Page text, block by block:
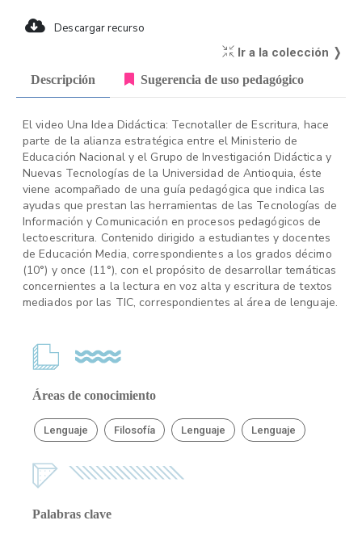
Descargar recurso
Ir a la colección ❭
Descripción Sugerencia de uso pedagógico
El video Una Idea Didáctica: Tecnotaller de Escritura, hace
parte de la alianza estratégica entre el Ministerio de
Educación Nacional y el Grupo de Investigación Didáctica y
Nuevas Tecnologías de la Universidad de Antioquia, éste
viene acompañado de una guía pedagógica que indica las
ayudas que prestan las herramientas de las Tecnologías de
Información y Comunicación en procesos pedagógicos de
lectoescritura. Contenido dirigido a estudiantes y docentes
de Educación Media, correspondientes a los grados décimo
(10°) y once (11°), con el propósito de desarrollar temáticas
concernientes a la lectura en voz alta y escritura de textos
mediados por las TIC, correspondientes al área de lenguaje.
Áreas de conocimiento
Lenguaje Filosofía Lenguaje Lenguaje
Palabras clave